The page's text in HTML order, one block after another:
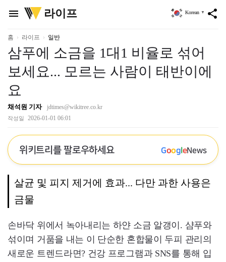
menu
위
키
리
라이프 share
Korean ▼
홈 라이프 일반
삼푸에 소금을 1대1 비율로 섞어
보세요... 모르는 사람이 태반이에
요
채석원 기자 jdtimes@wikitree.co.kr
작성일 2026-01-01 06:01
위키트리를 팔로우하세요 GoogleNews
살균 및 피지 제거에 효과... 다만 과한 사용은
금물
손바닥 위에서 녹아내리는 하얀 소금 알갱이. 샴푸와
섞이며 거품을 내는 이 단순한 혼합물이 두피 관리의
새로운 트렌드라면? 건강 프로그램과 SNS를 통해 입